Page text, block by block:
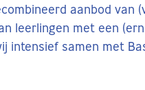
aanbod van
leerlingen met een
intensief samen met